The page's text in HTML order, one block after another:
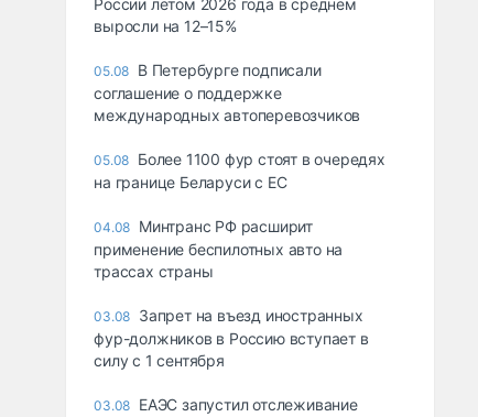
России летом 2026 года в среднем
выросли на 12–15%
05.08 В Петербурге подписали
соглашение о поддержке
международных автоперевозчиков
05.08 Более 1100 фур стоят в очередях
на границе Беларуси с ЕС
04.08 Минтранс РФ расширит
применение беспилотных авто на
трассах страны
03.08 Запрет на въезд иностранных
фур-должников в Россию вступает в
силу с 1 сентября
03.08 ЕАЭС запустил отслеживание